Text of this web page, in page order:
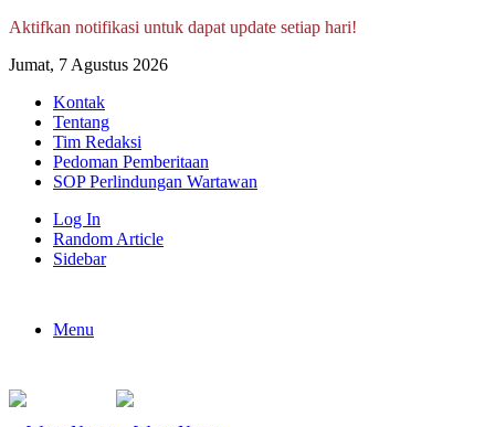
Aktifkan notifikasi untuk dapat update setiap hari!
Jumat, 7 Agustus 2026
Kontak
Tentang
Tim Redaksi
Pedoman Pemberitaan
SOP Perlindungan Wartawan
Log In
Random Article
Sidebar
Menu